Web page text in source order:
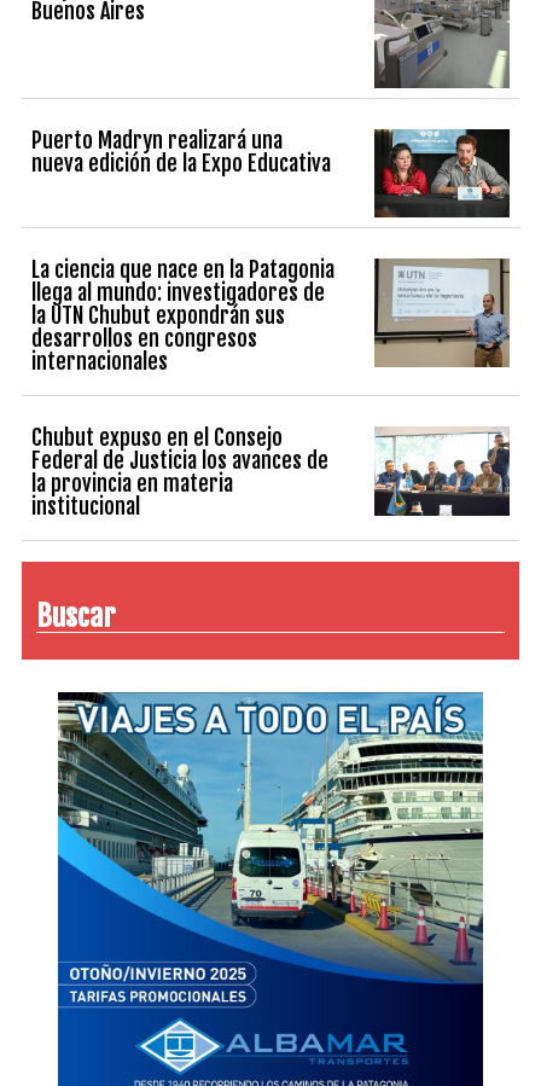
Buenos Aires
Puerto Madryn realizará una
nueva edición de la Expo Educativa
La ciencia que nace en la Patagonia
llega al mundo: investigadores de
la UTN Chubut expondrán sus
desarrollos en congresos
internacionales
Chubut expuso en el Consejo
Federal de Justicia los avances de
la provincia en materia
institucional
Buscar